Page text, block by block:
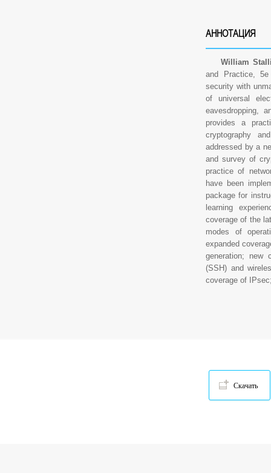
АННОТАЦИЯ
William
and Practice,
security with
of universal
eavesdropping,
provides a
cryptography
addressed by a
and survey of
practice of
have been
package for
learning
coverage of the
modes of
expanded
generation; new
(SSH) and
coverage of
Скачать